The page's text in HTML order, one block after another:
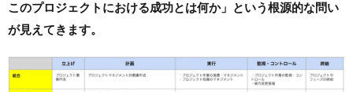
このプロジェクトにおける成功とは何か」という根源的な問い
が見えてきます。